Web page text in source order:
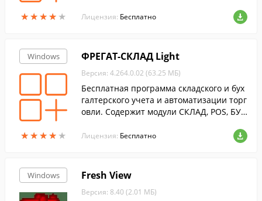
★★★★ ★
★★★★ ★ Лицензия: Бесплатно
Windows
★★★★ ★
★★★★ ★
ФРЕГАТ-СКЛАД Light
Версия: 4.264.0.02 (63.25 МБ)
Бесплатная программа складского и бух
галтерского учета и автоматизации торг
овли. Содержит модули СКЛАД, POS, БУХ
ase FireBird.
Лицензия: Бесплатно
Windows Fresh View
Версия: 8.40 (2.01 МБ)